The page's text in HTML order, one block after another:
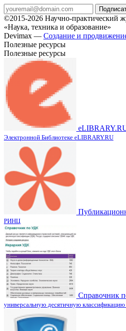
©2015-2026 Научно-практический
«Наука, техника и образование»
Devimax — Создание и
Полезные ресурсы
Полезные ресурсы
Электронной Библиотеке eLIBRARY.RU
РИНЦ
Справочник
универсальную десятичную